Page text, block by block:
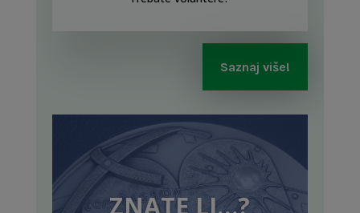
Saznaj više!
ZNATE LI…?